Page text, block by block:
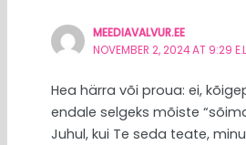
MEEDIAVALVUR.EE
NOVEMBER 2, 2024 AT 9:29
Hea härra või proua: ei,
endale selgeks mõiste
Juhul, kui Te seda teate,